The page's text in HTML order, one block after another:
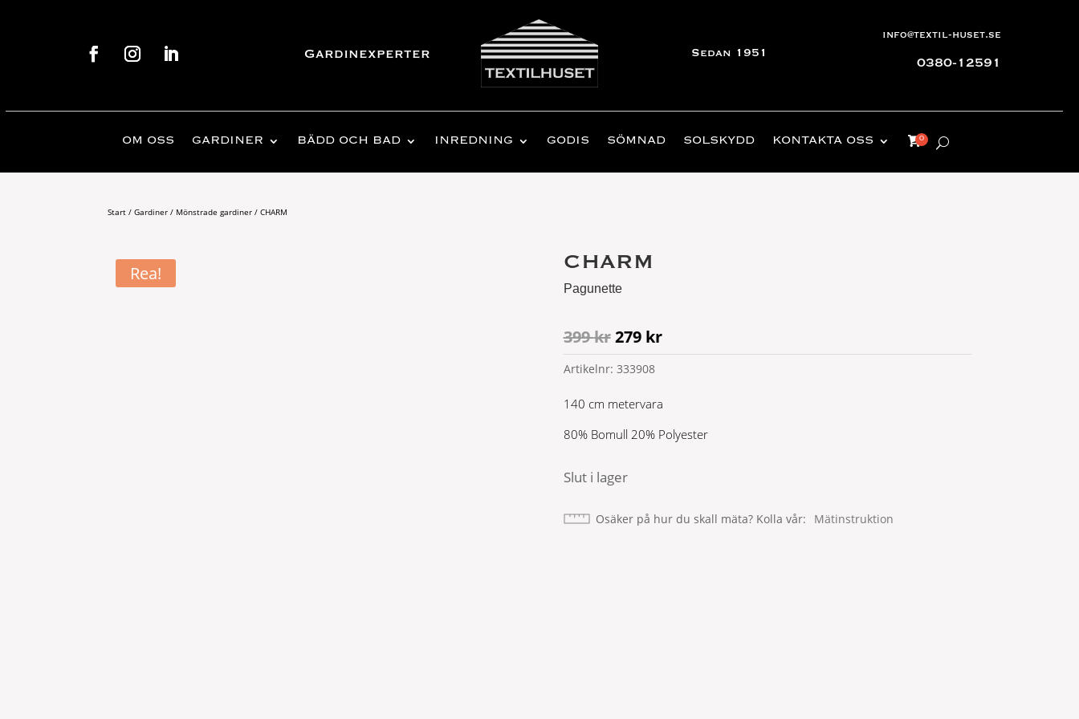
Gardinexperter Sedan 1951
info@textil-huset.se
0380-12591
OM OSS GARDINER BÄDD OCH BAD INREDNING GODIS SÖMNAD SOLSKYDD KONTAKTA OSS
Start /Gardiner / Mönstrade gardiner / CHARM
Rea! CHARM
Pagunette
399kr Det
ursprungliga
priset
399 kr.
279 krDet
nuvarande
279 kr.
Artikelnr: 333908
140 cm metervara
80% Bomull 20% Polyester
Slut i lager
Osäker på hur du skall mäta? Kolla vår Mätinstruktion